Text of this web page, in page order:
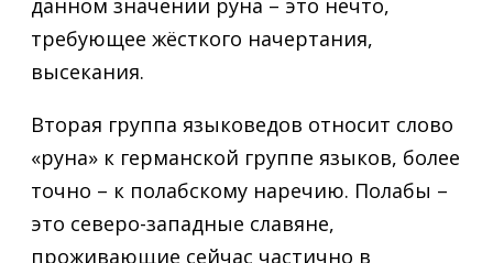
данном значении руна – это нечто,
требующее жёсткого начертания,
высекания.
Вторая группа языковедов относит слово
«руна» к германской группе языков, более
точно – к полабскому наречию. Полабы –
это северо-западные славяне,
проживающие сейчас частично в